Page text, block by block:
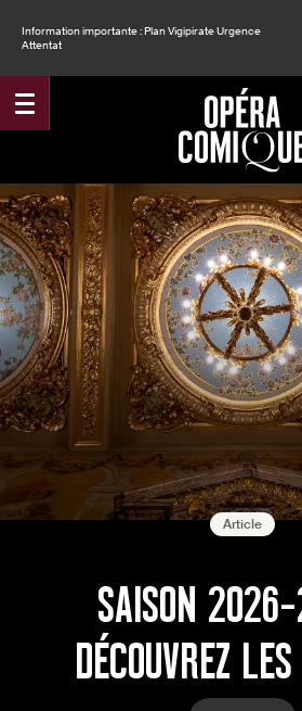
Information importante : Plan Vigipirate Urgence
Attentat
Article
SAISON
DÉCOUVREZ